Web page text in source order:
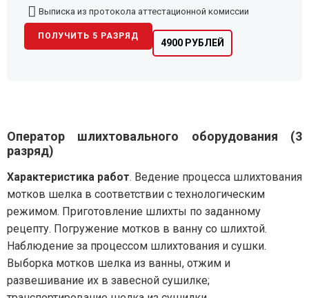
Выписка из протокола аттестационной комиссии
4900 РУБЛЕЙ
ПОЛУЧИТЬ 5 РАЗРЯД
Оператор шлихтовального оборудования (3
разряд)
Характеристика работ. Ведение процесса шлихтования
мотков шелка в соответствии с технологическим
режимом. Приготовление шлихты по заданному
рецепту. Погружение мотков в ванну со шлихтой.
Наблюдение за процессом шлихтования и сушки.
Выборка мотков шелка из ванны, отжим и
развешивание их в завесной сушилке;